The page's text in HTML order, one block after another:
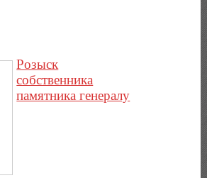
Розыск
собственника
памятника генералу